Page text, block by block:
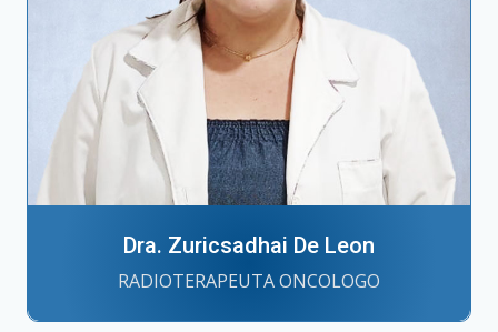
Dra. Zuricsadhai De Leon
RADIOTERAPEUTA ONCOLOGO